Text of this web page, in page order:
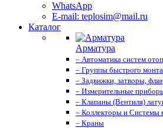
WhatsApp
E-mail: teplosim@mail.ru
Каталог
Арматура
– Автоматика систем
– Группы быстрого
– Задвижки, затворы,
– Измерительные
– Клапаны (Вентиля)
– Коллекторы и Системы
– Краны